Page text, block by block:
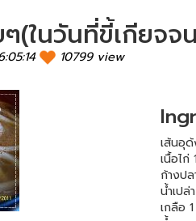
(ในวันที่ขี้เกียจจ
10799 view
เส้นอุ
เนื้อไก่
ก้างป
น้ำเป
เกลือ